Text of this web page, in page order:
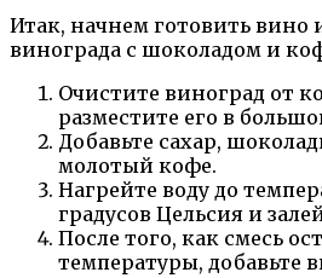
Итак, начнем готовить вино
винограда с шоколадом и
Очистите виноград от
разместите его в
Добавьте сахар,
молотый кофе.
Нагрейте воду до
градусов Цельсия и
После того, как смесь
температуры,